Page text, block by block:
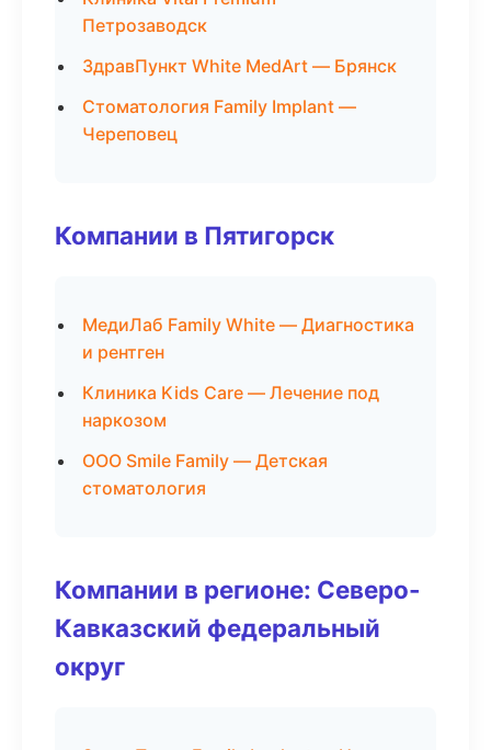
Петрозаводск
ЗдравПункт White MedArt — Брянск
Стоматология Family Implant —
Череповец
Компании в Пятигорск
МедиЛаб Family White — Диагностика
и рентген
Клиника Kids Care — Лечение под
наркозом
ООО Smile Family — Детская
стоматология
Компании в регионе: Северо-
Кавказский федеральный
округ